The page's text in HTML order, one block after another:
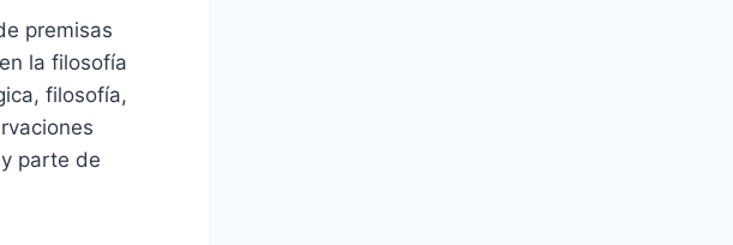
premisas
la filosofía
filosofía,
parte de